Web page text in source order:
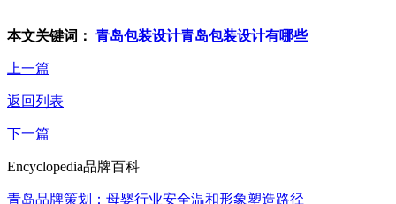
本文关键词： 青岛包装设计青岛包装设计有哪些
上一篇
返回列表
下一篇
Encyclopedia品牌百科
青岛品牌策划：母婴行业安全温和形象塑造路径